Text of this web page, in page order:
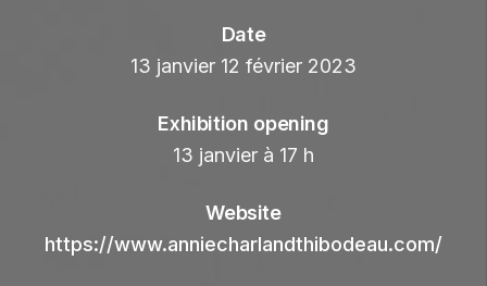
Date
13 janvier 12 février 2023
Exhibition opening
13 janvier à 17 h
Website
https://www.anniecharlandthibodeau.com/